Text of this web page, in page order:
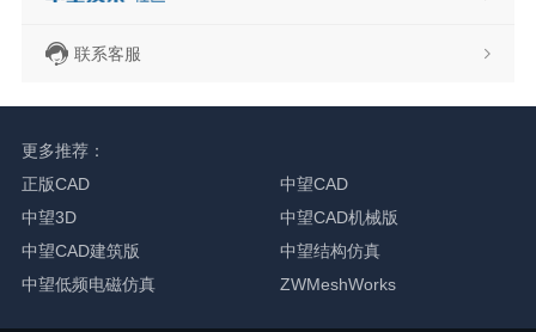
联系客服
更多推荐：
正版CAD
中望CAD
中望3D
中望CAD机械版
中望CAD建筑版
中望结构仿真
中望低频电磁仿真
ZWMeshWorks